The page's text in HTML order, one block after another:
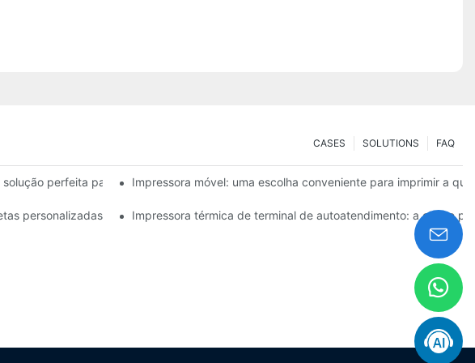
FAQ
SOLUTIONS
CASES
2025 perfeita para pequenas necessidades de etiquetas
Impressora móvel: uma escolha conveniente para imprimir a
personalizadas facilmenteImpressora térmica de terminal de autoatendimento: a chave